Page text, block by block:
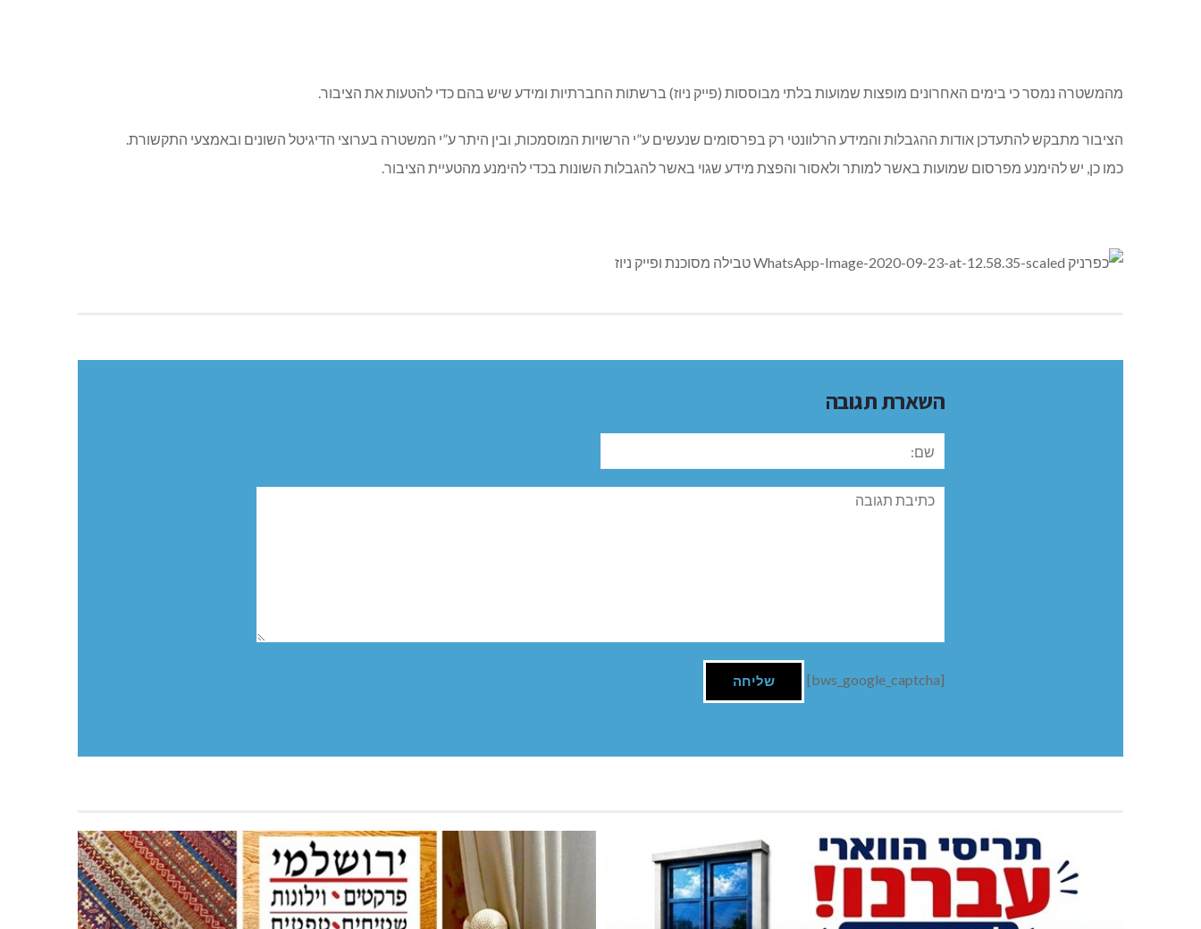
מהמשטרה נמסר כי בימים האחרונים מופצות שמועות בלתי מבוססות (פייק ניוז) ברשתות החברתיות ומידע שיש בהם כדי להטעות את הציבור.
הציבור מתבקש להתעדכן אודות ההגבלות והמידע הרלוונטי רק בפרסומים שנעשים ע”י הרשויות המוסמכות, ובין היתר ע”י המשטרה בערוצי הדיגיטל השונים ובאמצעי התקשורת.
כמו כן, יש להימנע מפרסום שמועות באשר למותר ולאסור והפצת מידע שגוי באשר להגבלות השונות בכדי להימנע מהטעיית הציבור.
השארת תגובה
תגובה
[bws_google_captcha]